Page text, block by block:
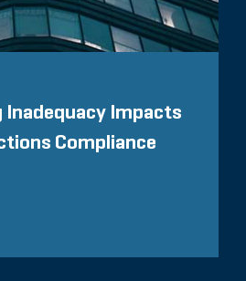
Inadequacy Impacts
Compliance